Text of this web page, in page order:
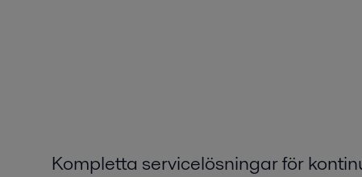
Kompletta servicelösningar för